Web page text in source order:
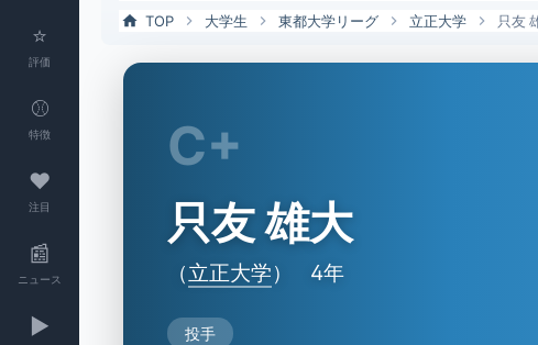
⭐
評価
⚾
特徴
❤
注目
📰
ニュース
▶️
TOP
大学生 東都大学リーグ 立正大学 只友
C+
只友 雄大
（立正大学） 4年
投手